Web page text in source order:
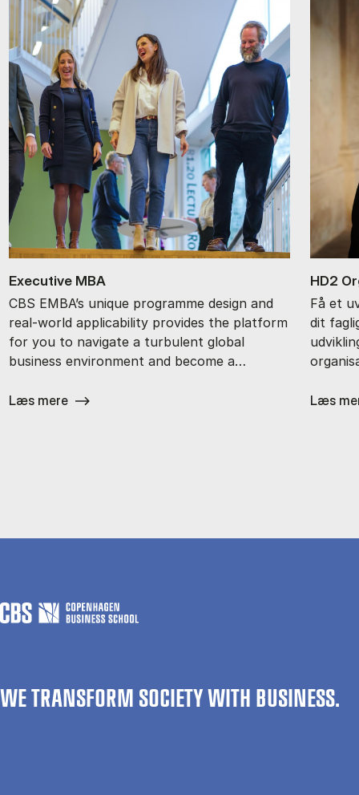
Ex­ec­ut­ive MBA
CBS EMBA’s unique programme design and
real-world applicability provides the platform
for you to navigate a turbulent global
business environment and become a…
Læs mere
HD2
Få et
dit
Læs
WE TRANSFORM SOCIETY WITH BUSINESS.